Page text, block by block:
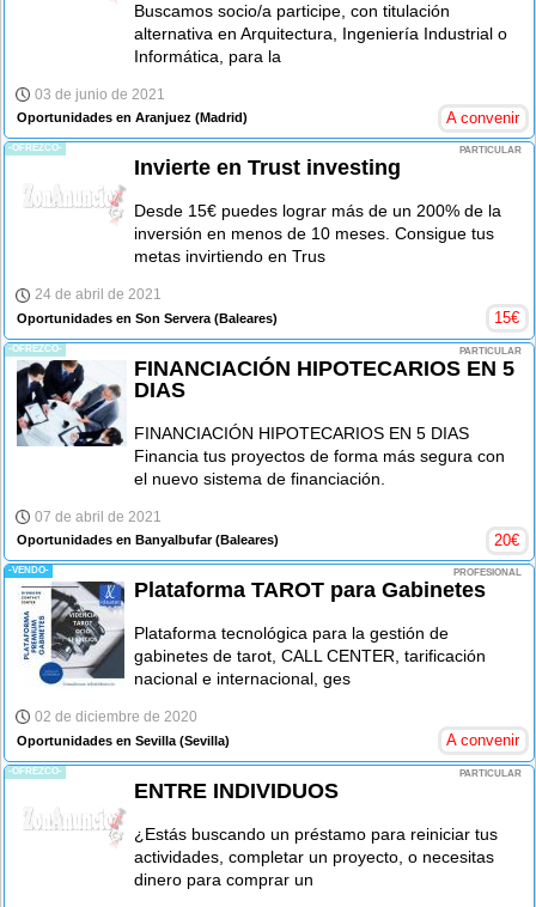
Buscamos socio/a participe, con titulación
alternativa en Arquitectura, Ingeniería Industrial o
Informática, para la
03 de junio de 2021
Oportunidades en Aranjuez (Madrid) A convenir
-OFREZCO- PARTICULAR
Invierte en Trust investing
Desde 15€ puedes lograr más de un 200% de la
inversión en menos de 10 meses. Consigue tus
metas invirtiendo en Trus
24 de abril de 2021
Oportunidades en Son Servera (Baleares) 15€
-OFREZCO- PARTICULAR
FINANCIACIÓN HIPOTECARIOS EN 5
DIAS
FINANCIACIÓN HIPOTECARIOS EN 5 DIAS
Financia tus proyectos de forma más segura con
el nuevo sistema de financiación.
07 de abril de 2021
Oportunidades en Banyalbufar(Baleares) 20€
-VENDO- PROFESIONAL
Plataforma TAROT para Gabinetes
Plataforma tecnológica para la gestión de
gabinetes de tarot, CALL CENTER, tarificación
nacional e internacional, ges
02 de diciembre de 2020
Oportunidades en Sevilla (Sevilla) A convenir
-OFREZCO- PARTICULAR
ENTRE INDIVIDUOS
¿Estás buscando un préstamo para reiniciar tus
actividades, completar un proyecto, o necesitas
dinero para comprar un